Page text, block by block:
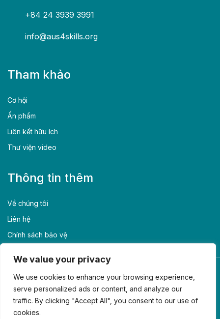
We value your privacy
We use cookies to enhance your browsing experience,
serve personalized ads or content, and analyze our
traffic. By clicking "Accept All", you consent to our use of
cookies.
+84 24 3939 3991
info@aus4skills.org
Tham khảo
Cơ hội
Ấn phẩm
Liên kết hữu ích
Thư viện video
Thông tin thêm
Về chúng tôi
Liên hệ
Chính sách bảo vệ